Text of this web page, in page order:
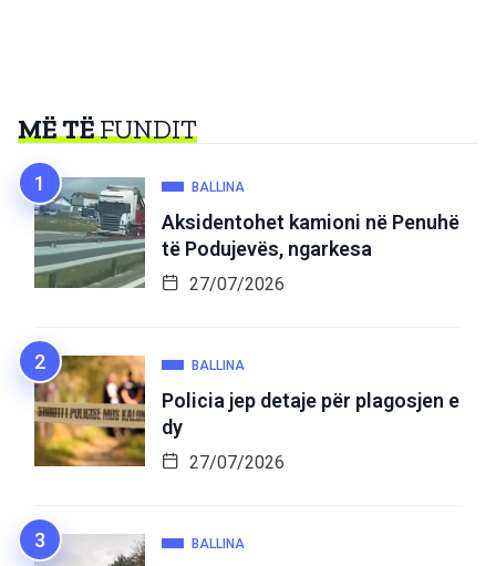
MË TËFUNDIT
BALLINA
Aksidentohet kamioni në Penuhë
të Podujevës, ngarkesa
27/07/2026
BALLINA
Policia jep detaje për plagosjen e
dy
27/07/2026
BALLINA